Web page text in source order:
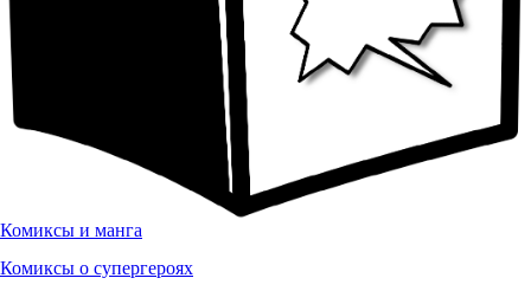
Комиксы и манга
Комиксы о супергероях